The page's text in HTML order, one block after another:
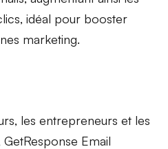
idéal pour booster
marketing.
, lesentrepreneurs et les
GetResponse Email